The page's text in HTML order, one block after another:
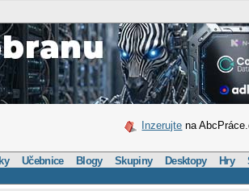
Inzerujte na
Učebnice Blogy Skupiny Desktopy Hry